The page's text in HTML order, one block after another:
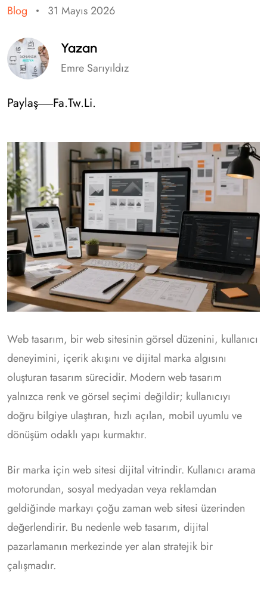
Blog 31 Mayıs 2026
Yazan
Emre Sarıyıldız
Paylaş Fa.Tw.Li.
Web tasarım, bir web sitesinin görsel düzenini, kullanıcı
deneyimini, içerik akışını ve dijital marka algısını
oluşturan tasarım sürecidir. Modern web tasarım
yalnızca renk ve görsel seçimi değildir; kullanıcıyı
doğru bilgiye ulaştıran, hızlı açılan, mobil uyumlu ve
dönüşüm odaklı yapı kurmaktır.
Bir marka için web sitesi dijital vitrindir. Kullanıcı arama
motorundan, sosyal medyadan veya reklamdan
geldiğinde markayı çoğu zaman web sitesi üzerinden
değerlendirir. Bu nedenle web tasarım, dijital
pazarlamanın merkezinde yer alan stratejik bir
çalışmadır.